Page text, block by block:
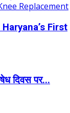
First
दिवस पर...